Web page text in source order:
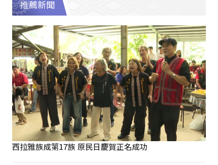
推薦新聞
西拉雅族成第17族 原民日慶賀正名成功